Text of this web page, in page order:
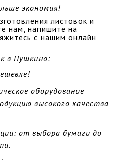
экономия!
листовок и
нам, напишите на
с нашим онлайн
в Пушкино:
оборудование
высокого качества
от выбора бумаги до
.